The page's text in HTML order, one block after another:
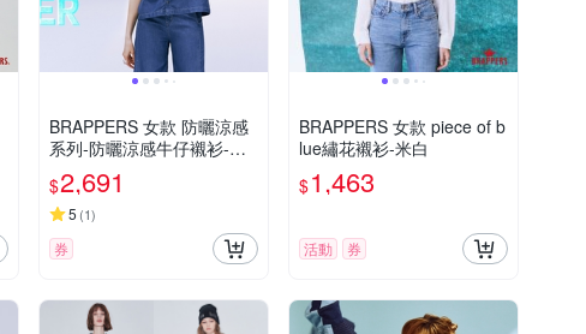
BRAPPERS 女款 防曬涼感
系列-防曬涼感牛仔襯衫-深
藍
$2,691
5 (1)
券
BRAPPERS 女款 piece of b
lue繡花襯衫-米白
$1,463
活動 券